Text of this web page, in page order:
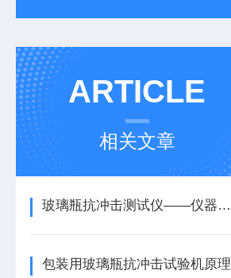
ARTICLE
相关文章
玻璃瓶抗冲击测试仪——仪器简介
包装用玻璃瓶抗冲击试验机原理